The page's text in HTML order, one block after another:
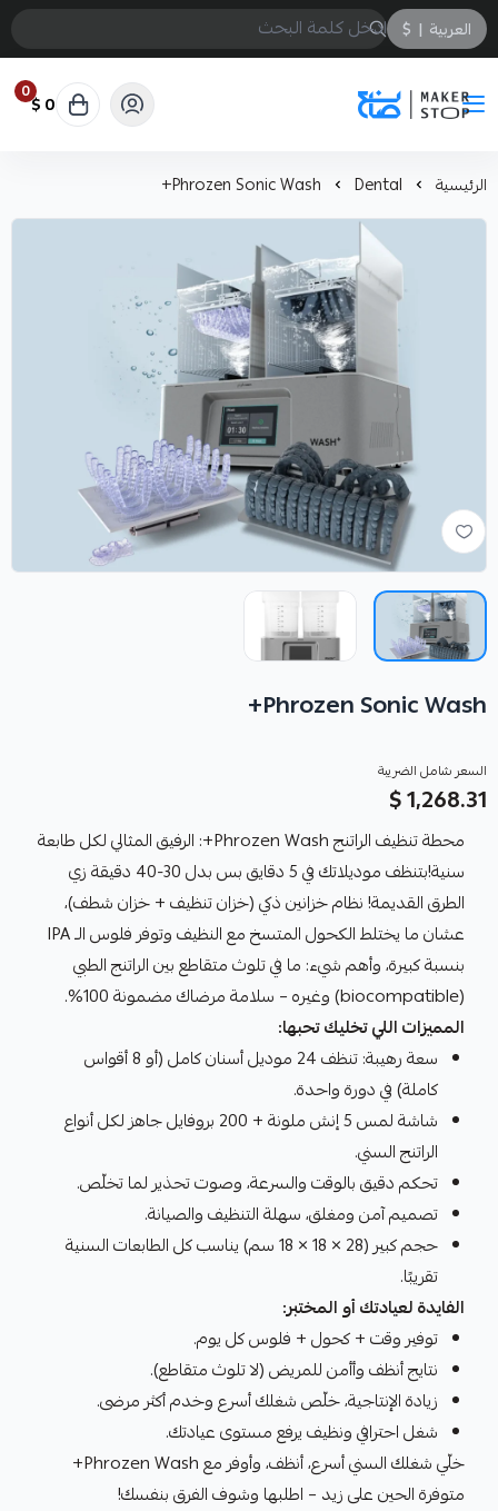
العربية |
$
صانع
0 0 $
الرئيسية Dental
Phrozen Sonic Wash+
Phrozen Sonic Wash+
السعر شامل الضريبة
1,268.31 $
محطة تنظيف الراتنج Phrozen Wash+: الرفيق المثالي لكل طابعة
سنية!بتنظف موديلاتك في 5 دقايق بس بدل 30-40 دقيقة زي
الطرق القديمة! نظام خزانين ذكي (خزان تنظيف + خزان شطف)،
عشان ما يختلط الكحول المتسخ مع النظيف وتوفر فلوس الـ IPA
بنسبة كبيرة، وأهم شيء: ما في تلوث متقاطع بين الراتنج الطبي
(biocompatible) وغيره – سلامة مرضاك مضمونة 100%.
المميزات اللي تخليك تحبها:
سعة رهيبة: تنظف 24 موديل أسنان كامل (أو 8 أقواس
كاملة) في دورة واحدة.
شاشة لمس 5 إنش ملونة + 200 بروفايل جاهز لكل أنواع
الراتنج السني.
تحكم دقيق بالوقت والسرعة، وصوت تحذير لما تخلّص.
تصميم آمن ومغلق، سهلة التنظيف والصيانة.
حجم كبير (28 × 18 × 18 سم) يناسب كل الطابعات السنية
تقريبًا.
الفايدة لعيادتك أو المختبر:
توفير وقت + كحول + فلوس كل يوم.
نتايج أنظف وأأمن للمريض (لا تلوث متقاطع).
زيادة الإنتاجية، خلّص شغلك أسرع وخدم أكثر مرضى.
شغل احترافي ونظيف يرفع مستوى عيادتك.
خلّي شغلك السني أسرع، أنظف، وأوفر مع Phrozen Wash+
متوفرة الحين على زيد – اطلبها وشوف الفرق بنفسك!